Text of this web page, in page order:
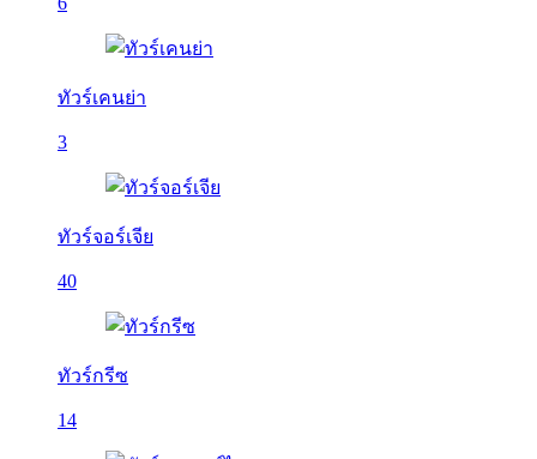
ทัวร์เคนย่า
3
ทัวร์จอร์เจีย
40
ทัวร์กรีซ
14